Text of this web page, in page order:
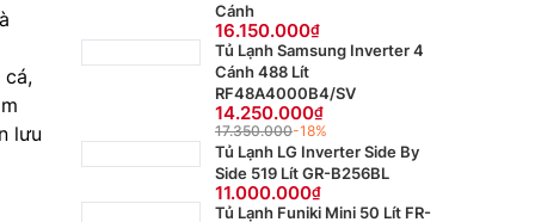
cá,
lưu
Cánh
16.150.000
Tủ Lạnh Samsung Inverter 4
Cánh 488 Lít
RF48A4000B4/SV
14.250.000
17.350.000-18%
Tủ Lạnh LG Inverter Side By
Side 519 Lít GR-B256BL
11.000.000
Tủ Lạnh Funiki Mini 50 Lít FR-